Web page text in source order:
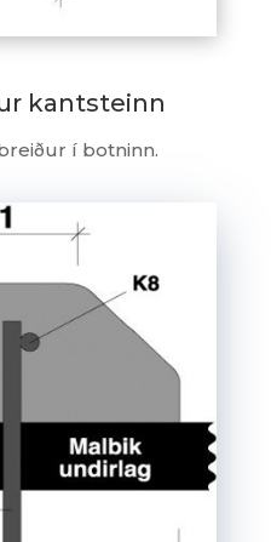
kantsteinn
í botninn.